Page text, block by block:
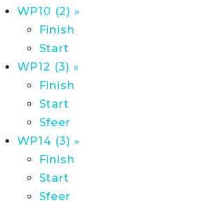
WP10 (2) »
Finish
Start
WP12 (3) »
Finish
Start
Sfeer
WP14 (3) »
Finish
Start
Sfeer